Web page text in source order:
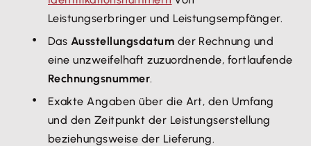
Leistungserbringer und Leistungsempfänger.
Das Ausstellungsdatum der Rechnung und
eine unzweifelhaft zuzuordnende, fortlaufende
Rechnungsnummer.
Exakte Angaben über die Art, den Umfang
und den Zeitpunkt der Leistungserstellung
beziehungsweise der Lieferung.